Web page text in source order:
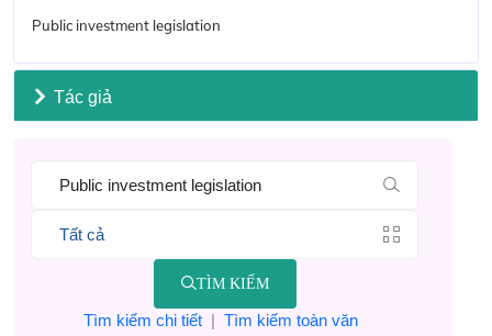
Public investment legislation
Tác giả
TÌM KIẾM
Tìm kiếm chi tiết| Tìm kiếm toàn văn